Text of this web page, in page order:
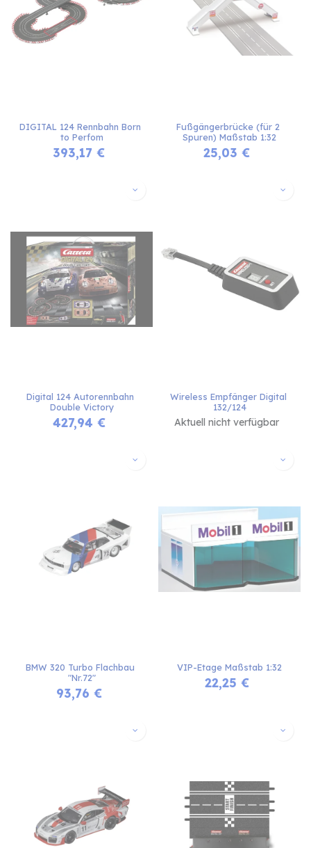
DIGITAL 124 Rennbahn Born
to Perfom
393,17 €
Fußgängerbrücke (für 2
Spuren) Maßstab 1:32
25,03 €
Digital 124 Autorennbahn
Double Victory
427,94 €
Wireless Empfänger Digital
132/124
Aktuell nicht verfügbar
BMW 320 Turbo Flachbau
"Nr.72"
93,76 €
VIP-Etage Maßstab 1:32
22,25 €